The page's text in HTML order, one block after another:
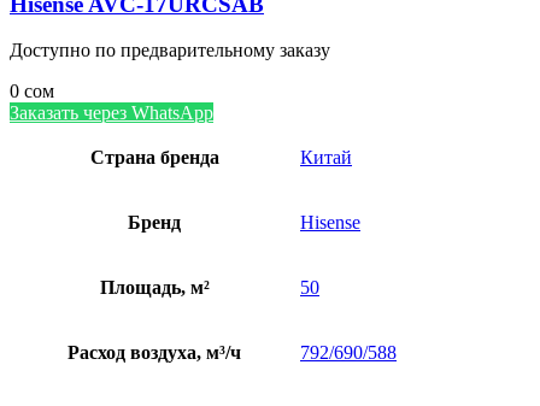
Доступно по предварительному заказу
0 сом
Заказать через WhatsApp
Страна бренда Китай
Бренд Hisense
Площадь, м² 50
Расход воздуха, м³/ч 792/690/588